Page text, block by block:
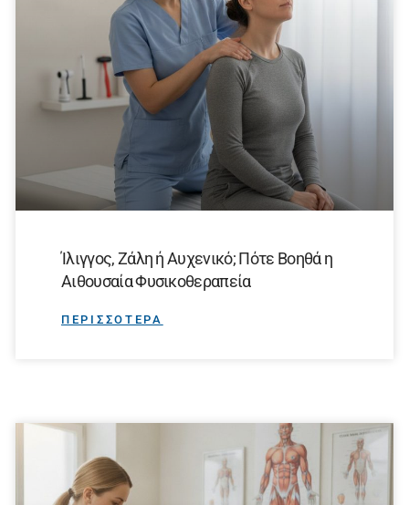
Ίλιγγος, Ζάλη ή Αυχενικό; Πότε Βοηθά η
Αιθουσαία Φυσικοθεραπεία
ΠΕΡΙΣΣΟΤΕΡΑ